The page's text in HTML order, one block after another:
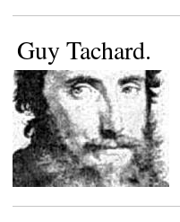
Guy Tachard.